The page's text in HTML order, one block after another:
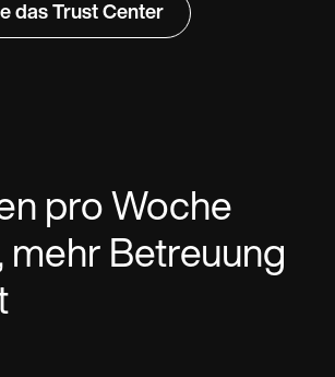
das Trust Center
pro Woche
mehr Betreuung